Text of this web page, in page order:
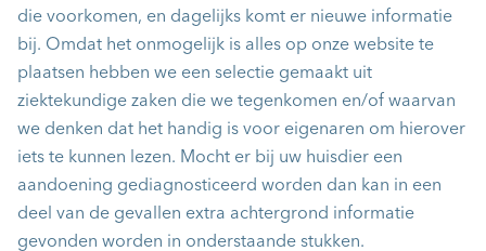
die voorkomen, en dagelijks komt er nieuwe informatie
bij. Omdat het onmogelijk is alles op onze website te
plaatsen hebben we een selectie gemaakt uit
ziektekundige zaken die we tegenkomen en/of waarvan
we denken dat het handig is voor eigenaren om hierover
iets te kunnen lezen. Mocht er bij uw huisdier een
aandoening gediagnosticeerd worden dan kan in een
deel van de gevallen extra achtergrond informatie
gevonden worden in onderstaande stukken.